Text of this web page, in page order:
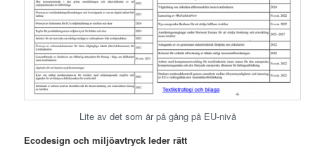
Lite av det som är på gång på EU-nivå
Ecodesign och miljöavtryck leder rätt